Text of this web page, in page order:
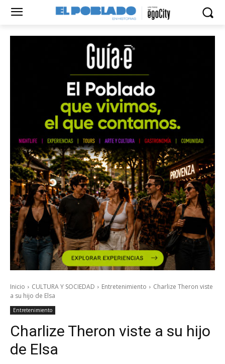
Inicio CULTURA Y SOCIEDAD Entretenimiento
Charlize Theron viste
a su hijo de Elsa
Entretenimiento
Charlize Theron viste a su hijo
de Elsa